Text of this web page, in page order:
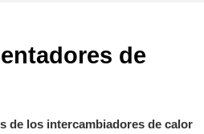
de
de los intercambiadores de calor